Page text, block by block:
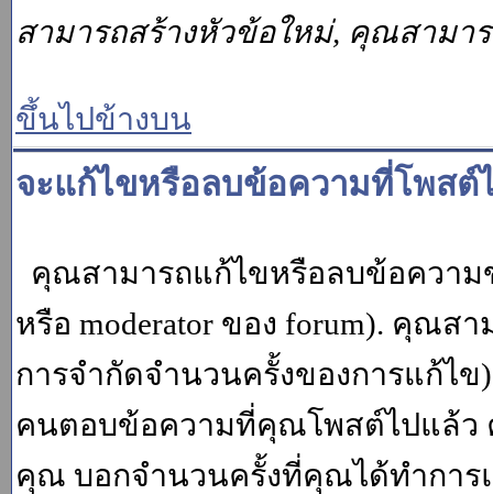
สามารถสร้างหัวข้อใหม่, คุณสามา
ขึ้นไปข้างบน
จะแก้ไขหรือลบข้อความที่โพสต์
คุณสามารถแก้ไขหรือลบข้อความ
หรือ moderator ของ forum). คุณส
การจำกัดจำนวนครั้งของการแก้ไ
คนตอบข้อความที่คุณโพสต์ไปแล้ว
คุณ บอกจำนวนครั้งที่คุณได้ทำการ